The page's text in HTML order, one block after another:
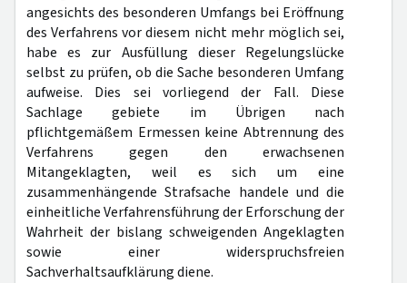
angesichts des besonderen Umfangs bei Eröffnung
des Verfahrens vor diesem nicht mehr möglich sei,
habe es zur Ausfüllung dieser Regelungslücke
selbst zu prüfen, ob die Sache besonderen Umfang
aufweise. Dies sei vorliegend der Fall. Diese
Sachlage gebiete im Übrigen nach
pflichtgemäßem Ermessen keine Abtrennung des
Verfahrens gegen den erwachsenen
Mitangeklagten, weil es sich um eine
zusammenhängende Strafsache handele und die
einheitliche Verfahrensführung der Erforschung der
Wahrheit der bislang schweigenden Angeklagten
sowie einer widerspruchsfreien
Sachverhaltsaufklärung diene.